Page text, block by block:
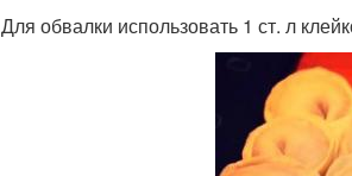
Для обвалки использовать 1 ст. л